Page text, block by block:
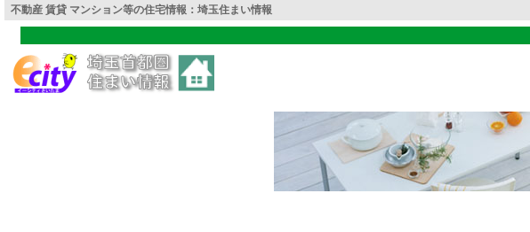
不動産 賃貸 マンション等の住宅情報：埼玉住まい情報